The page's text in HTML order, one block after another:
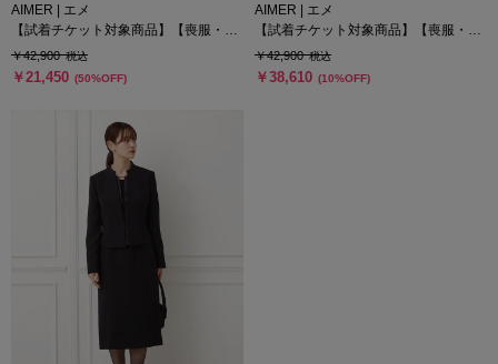
AIMER | エメ
【試着チケット対象商品】【喪服・礼
服】【ウォッシャブル】ブラックフォ
ーマルアンサンブル（Vネックジャケ
ット・タイトシルエットワンピース）
￥42,900 税込
￥21,450 (50%OFF)
AIMER | エメ
【試着チケット対象商品】【喪服・礼
服】セミロング丈ブラックフォーマル
アンサンブル（サテン切り替えジャケ
ット・セミロング丈スカート前開きワ
￥42,900 税込
￥38,610 (10%OFF)